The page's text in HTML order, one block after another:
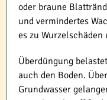
oder braune
und vermindertes
es zu
Überdüngung
auch den Boden.
Grundwasser